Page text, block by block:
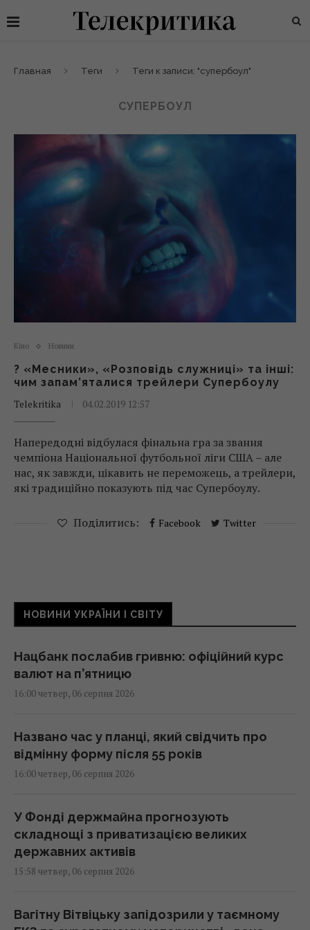
Главная Теги Теги к записи: "супербоул"
СУПЕРБОУЛ
Кіно Новини
? «Месники», «Розповідь служниці» та інші:
чим запам’яталися трейлери Супербоулу
Telekritika
04.02.2019 12:57
Напередодні відбулася фінальна гра за звання
чемпіона Національної футбольної ліги США – але
нас, як завжди, цікавить не переможець, а трейлери,
які традиційно показують під час Супербоулу.
Поділитись: Facebook Twitter
НОВИНИ УКРАЇНИ І СВІТУ
Нацбанк послабив гривню: офіційний курс
валют на п’ятницю
16:00 четвер, 06 серпня 2026
Названо час у планці, який свідчить про
відмінну форму після 55 років
16:00 четвер, 06 серпня 2026
У Фонді держмайна прогнозують
складнощі з приватизацією великих
державних активів
15:58 четвер, 06 серпня 2026
Вагітну Вітвіцьку запідозрили у таємному